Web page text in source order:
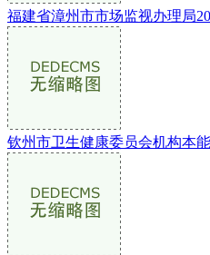
福建省漳州市市场监视办理局
钦州市卫生健康委员会机构本